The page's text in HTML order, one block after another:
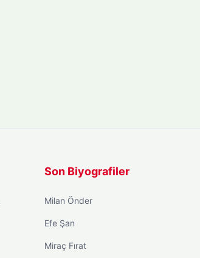
Son Biyografiler
Milan Önder
Efe Şan
Miraç Fırat